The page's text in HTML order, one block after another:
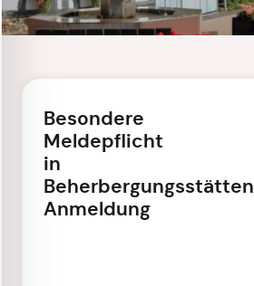
Besondere
Meldepflicht
in
Beherbergungsstätten
Anmeldung